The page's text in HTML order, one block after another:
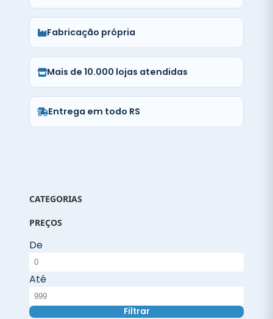
Fabricação própria
Mais de 10.000 lojas atendidas
Entrega em todo RS
CATEGORIAS
PREÇOS
De
Até
Filtrar